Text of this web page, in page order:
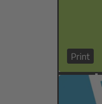
Print